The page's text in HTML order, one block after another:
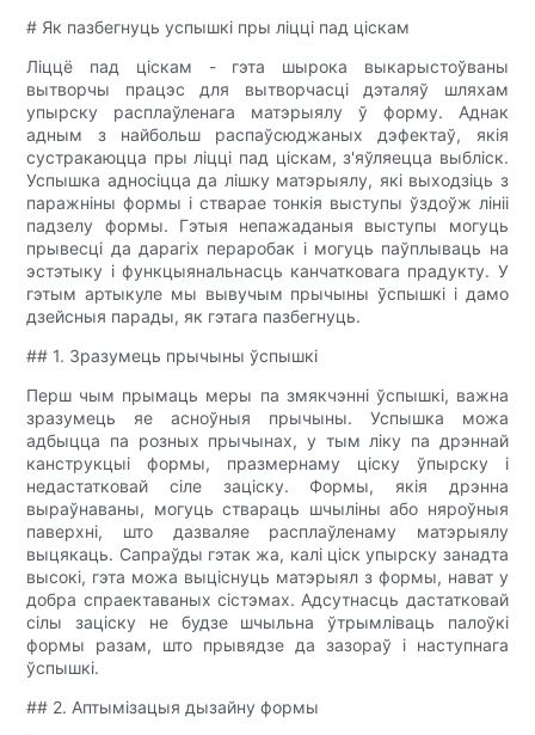
# Як пазбегнуць успышкі пры ліцці пад ціскам
Ліццё пад ціскам - гэта шырока выкарыстоўваны
вытворчы працэс для вытворчасці дэталяў шляхам
упырску расплаўленага матэрыялу ў форму. Аднак
адным з найбольш распаўсюджаных дэфектаў, якія
сустракаюцца пры ліцці пад ціскам, з'яўляецца выбліск.
Успышка адносіцца да лішку матэрыялу, які выходзіць з
паражніны формы і стварае тонкія выступы ўздоўж лініі
падзелу формы. Гэтыя непажаданыя выступы могуць
прывесці да дарагіх пераробак і могуць паўплываць на
эстэтыку і функцыянальнасць канчатковага прадукту. У
гэтым артыкуле мы вывучым прычыны ўспышкі і дамо
дзейсныя парады, як гэтага пазбегнуць.
## 1. Зразумець прычыны ўспышкі
Перш чым прымаць меры па змякчэнні ўспышкі, важна
зразумець яе асноўныя прычыны. Успышка можа
адбыцца па розных прычынах, у тым ліку па дрэннай
канструкцыі формы, празмернаму ціску ўпырску і
недастатковай сіле заціску. Формы, якія дрэнна
выраўнаваны, могуць ствараць шчыліны або няроўныя
паверхні, што дазваляе расплаўленаму матэрыялу
выцякаць. Сапраўды гэтак жа, калі ціск упырску занадта
высокі, гэта можа выціснуць матэрыял з формы, нават у
добра спраектаваных сістэмах. Адсутнасць дастатковай
сілы заціску не будзе шчыльна ўтрымліваць палоўкі
формы разам, што прывядзе да зазораў і наступнага
ўспышкі.
## 2. Аптымізацыя дызайну формы